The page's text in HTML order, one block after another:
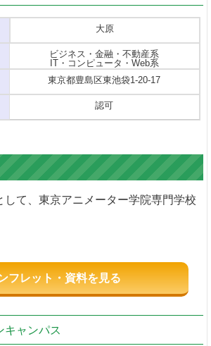
大原
ビジネス・金融・不動産系
IT・コンピュータ・Web系
東京都豊島区東池袋1-20-17
認可
して、東京アニメーター学院専門学校
フレット・資料を見る
キャンパス